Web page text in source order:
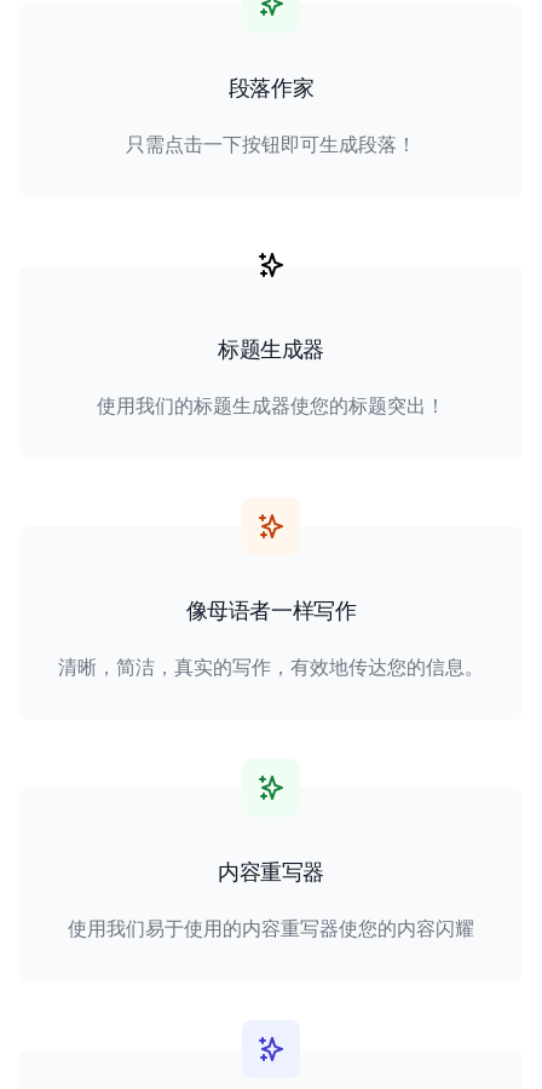
段落作家
只需点击一下按钮即可生成段落！
标题生成器
使用我们的标题生成器使您的标题突出！
像母语者一样写作
清晰，简洁，真实的写作，有效地传达您的信息。
内容重写器
使用我们易于使用的内容重写器使您的内容闪耀